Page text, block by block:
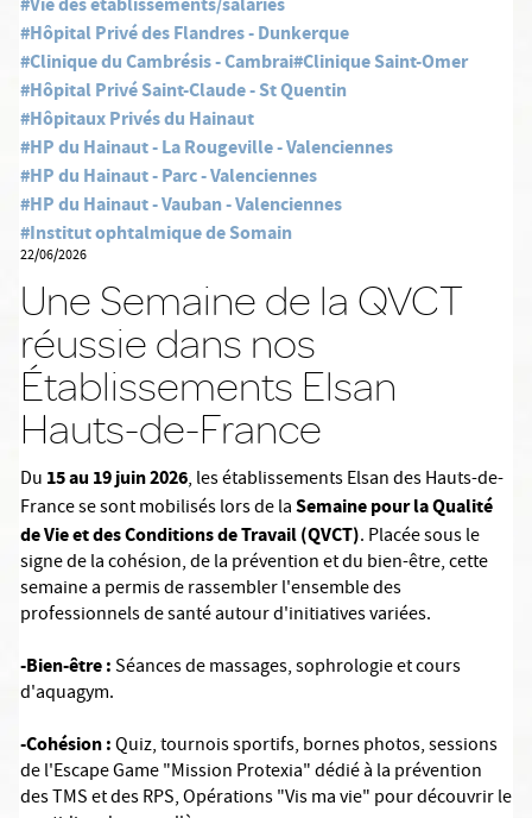
#Hôpital Privé des Flandres - Dunkerque
#Clinique du Cambrésis - Cambrai#Clinique Saint-Omer
#Hôpital Privé Saint-Claude - St Quentin
#Hôpitaux Privés du Hainaut
#HP du Hainaut - La Rougeville - Valenciennes
#HP du Hainaut - Parc - Valenciennes
#HP du Hainaut - Vauban - Valenciennes
#Institut ophtalmique de Somain
22/06/2026
Une Semaine de la QVCT
réussie dans nos
Établissements Elsan
Hauts-de-France
Du 15 au 19 juin 2026, les établissements Elsan des Hauts-de-
France se sont mobilisés lors de laSemaine pour la Qualité
de Vie et des Conditions de Travail (QVCT). Placée sous le
signe de la cohésion, de la prévention et du bien-être, cette
semaine a permis de rassembler l'ensemble des
professionnels de santé autour d'initiatives variées.
-Bien-être :Séances de massages, sophrologie et cours
d'aquagym.
-Cohésion :Quiz, tournois sportifs, bornes photos, sessions
de l'Escape Game "Mission Protexia" dédié à la prévention
des TMS et des RPS, Opérations "Vis ma vie" pour découvrir le